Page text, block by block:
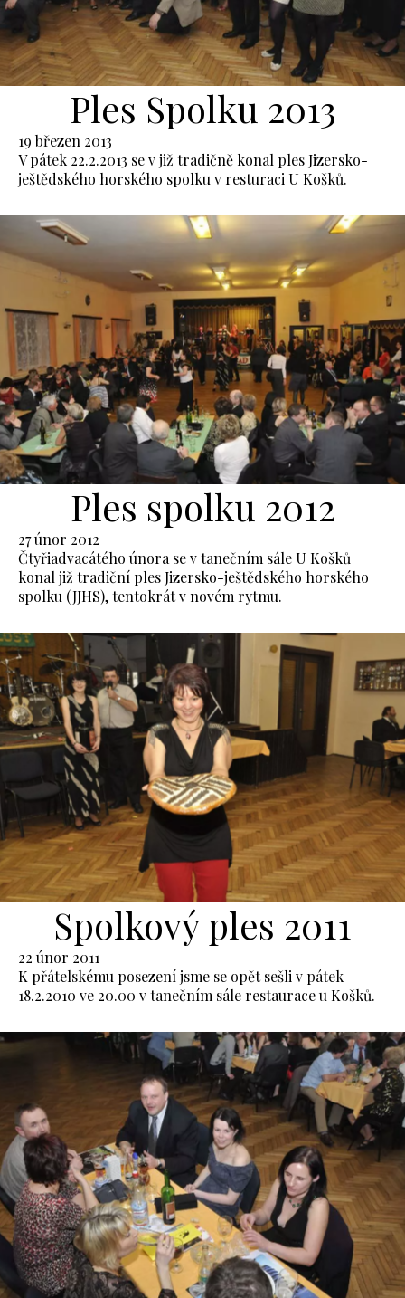
Ples Spolku 2013
19 březen 2013
V pátek 22.2.2013 se v již tradičně konal ples Jizersko-
ještědského horského spolku v resturaci U Košků.
Ples spolku 2012
27 únor 2012
Čtyřiadvacátého února se v tanečním sále U Košků
konal již tradiční ples Jizersko-ještědského horského
spolku (JJHS), tentokrát v novém rytmu.
Spolkový ples 2011
22 únor 2011
K přátelskému posezení jsme se opět sešli v pátek
18.2.2010 ve 20.00 v tanečním sále restaurace u Košků.